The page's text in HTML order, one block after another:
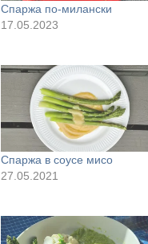
Спаржа по-милански
17.05.2023
Спаржа в соусе мисо
27.05.2021